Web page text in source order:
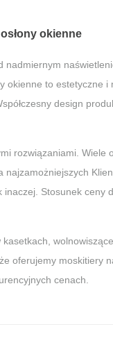
okienne
nadmiernym
okienne to estetyczne i
design
rozwiązaniami. Wiele
najzamożniejszych
inaczej. Stosunek ceny
oferujemy moskitiery
cenach.